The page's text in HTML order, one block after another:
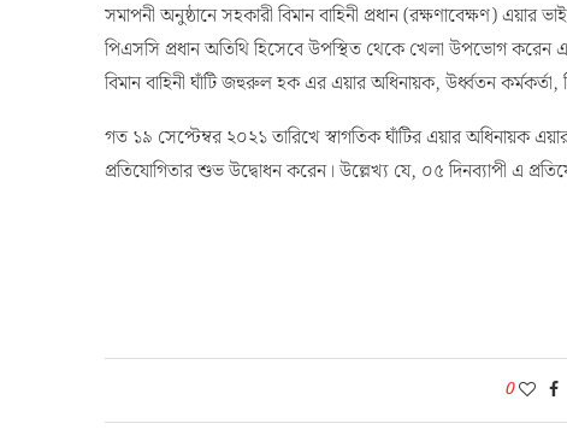
সমাপনী অনুষ্ঠানে সহকারী বিমান বাহিনী প্রধান (রক্ষণাবেক্ষণ)
পিএসসি প্রধান অতিথি হিসেবে উপস্থিত থেকে খেলা উপভোগ করেন
বিমান বাহিনী ঘাঁটি জহুরুল হক এর এয়ার অধিনায়ক, উর্ধ্বতন
গত ১৯ সেপ্টেম্বর ২০২১ তারিখে স্বাগতিক ঘাঁটির এয়ার অধিনায়ক
প্রতিযোগিতার শুভ উদ্বোধন করেন। উল্লেখ্য যে, ০৫ দিনব্যাপী এ
0